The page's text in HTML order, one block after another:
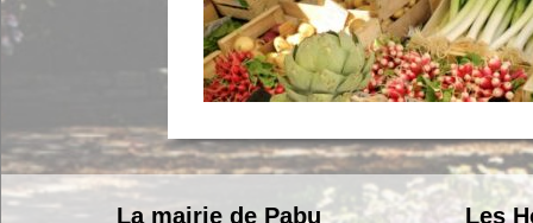
La mairie de Pabu Les